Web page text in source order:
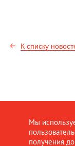
Мы
получения
К списку